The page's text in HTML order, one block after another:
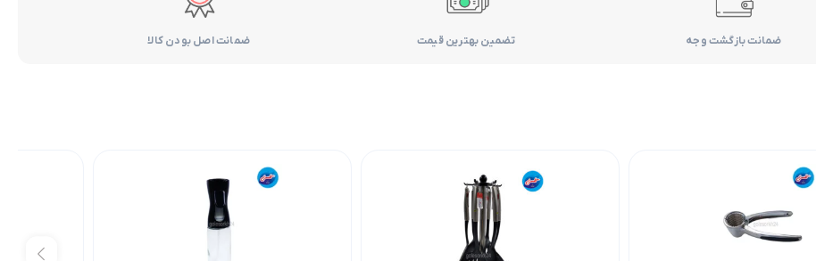
ضمانت بازگشت وجه تضمین بهترین قیمت ضمانت اصل بودن کالا